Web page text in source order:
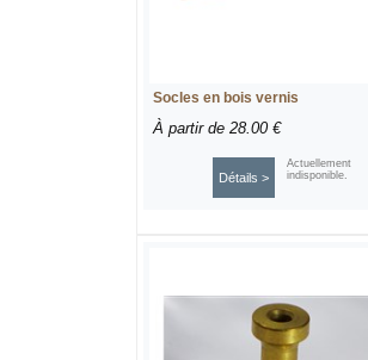
Socles en bois vernis
À partir de 28.00 €
Actuellement
indisponible.
Détails >